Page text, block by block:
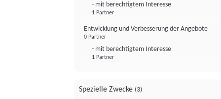
- mit berechtigtem Interesse
1 Partner
Entwicklung und Verbesserung der Angebote
0 Partner
- mit berechtigtem Interesse
1 Partner
Spezielle Zwecke (3)